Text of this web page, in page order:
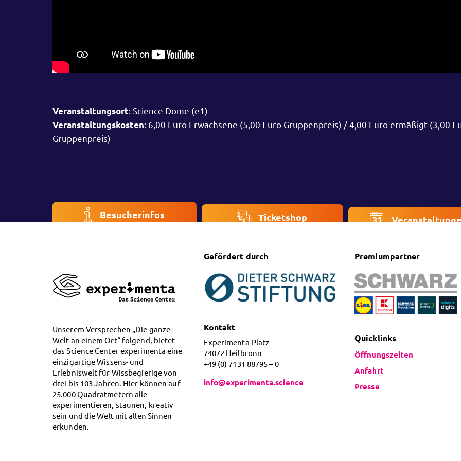
Veranstaltungsort: Science Dome (e1)
Veranstaltungskosten: 6,00 Euro Erwachsene (5,00 Euro Gruppenpreis) / 4,00 Euro ermäßigt (3,00
Gruppenpreis)
Besucherinfos Ticketshop
Unserem Versprechen „Die ganze
Welt an einem Ort“ folgend, bietet
das Science Center experimenta eine
einzigartige Wissens- und
Erlebniswelt für Wissbegierige von
drei bis 103 Jahren. Hier können auf
25.000 Quadratmetern alle
experimentieren, staunen, kreativ
sein und die Welt mit allen Sinnen
erkunden.
Gefördert durch
Kontakt
Experimenta-Platz
74072 Heilbronn
+49 (0) 7131 88795 – 0
info@experimenta.science
Premiumpartner
Quicklinks
Öffnungszeiten
Anfahrt
Presse